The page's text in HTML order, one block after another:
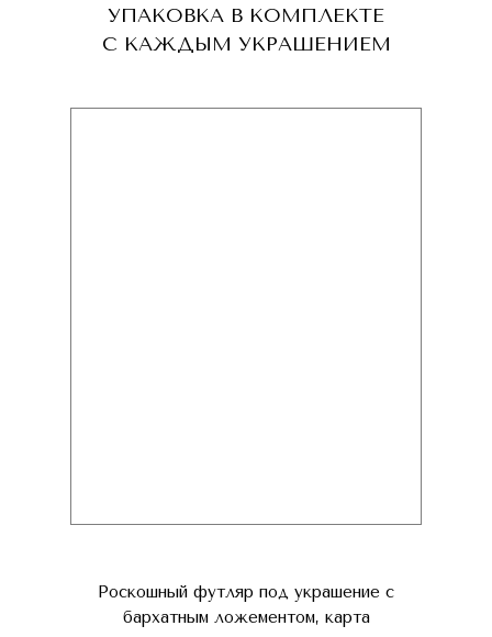
УПАКОВКА В КОМПЛЕКТЕ
С КАЖДЫМ УКРАШЕНИЕМ
Роскошный футляр под украшение с
бархатным ложементом, карта